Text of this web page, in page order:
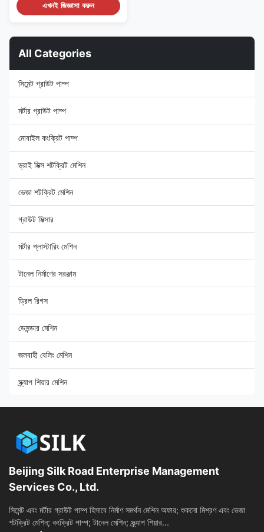
গ্রাইন্ডিং:মেরামত প্রক্রিয়ায় পুরানো সিলিং
প্লেটের বিকৃতি এড়াতে, একটি চৌম্বকীয়
ব্যবহার করে ...
এখনই জিজ্ঞাসা করুন
All Categories
সিমেন্ট গ্রাউট পাম্প
মর্টার গ্রাউট পাম্প
মোবাইল কংক্রিট পাম্প
ড্রাই মিক্স শটক্রিট মেশিন
ভেজা শটক্রিট মেশিন
গ্রাউট মিক্সার
মর্টার প্লাস্টারিং মেশিন
টানেল নির্মাণের সরঞ্জাম
ড্রিল রিগস
ডেসন্ডার মেশিন
জলবাহী বেলিং মেশিন
স্ক্র্যাপ শিয়ার মেশিন
Beijing Silk Road Enterprise Management
Services Co., Ltd.
সিমেন্ট এবং মর্টার গ্রাউট পাম্প হিসাবে নির্মাণ সমর্থন মেশিন অফার; শুকনো মিশ্রণ এবং ভেজা
শটক্রিট মেশিন; কংক্রিট পাম্প; টানেল মেশিন; স্ক্র্যাপ শিয়ার...